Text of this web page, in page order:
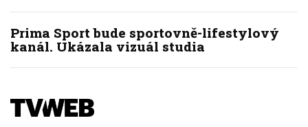
Prima Sport bude sportovně-lifestylový
kanál. Ukázala vizuál studia